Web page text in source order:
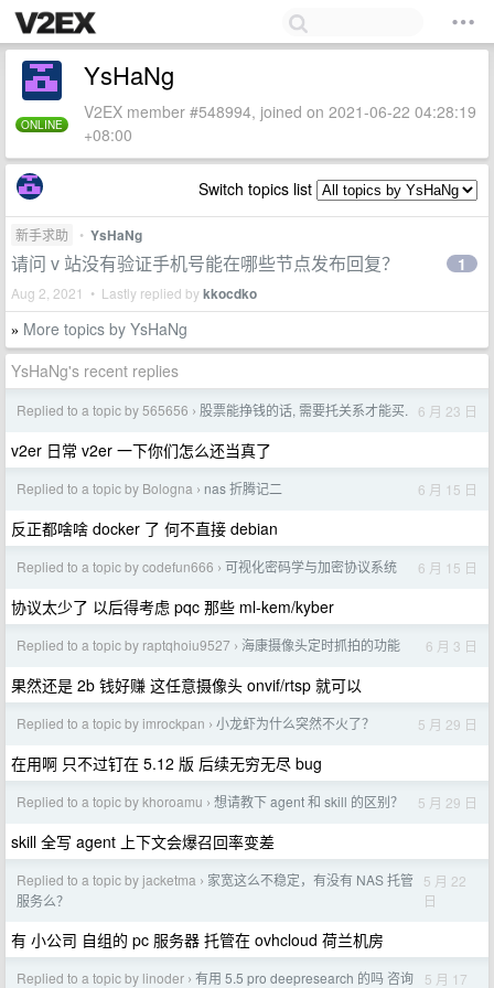
ONLINE
YsHaNg
V2EX member #548994, joined on 2021-06-22 04:28:19
+08:00
Switch topics list
新手求助 • YsHaNg
请问 v 站没有验证手机号能在哪些节点发布回复？
Aug 2, 2021 • Lastly replied bykkocdko
1
» More topics by YsHaNg
YsHaNg's recent replies
Replied to a topic by 565656 › 股票能挣钱的话, 需要托关系才能买. 6 月 23 日
v2er 日常 v2er 一下你们怎么还当真了
Replied to a topic by Bologna › nas 折腾记二 6 月 15 日
反正都啥啥 docker 了 何不直接 debian
Replied to a topic by codefun666 › 可视化密码学与加密协议系统 6 月 15 日
协议太少了 以后得考虑 pqc 那些 ml-kem/kyber
Replied to a topic by raptqhoiu9527 › 海康摄像头定时抓拍的功能 6 月 3 日
果然还是 2b 钱好赚 这任意摄像头 onvif/rtsp 就可以
Replied to a topic by imrockpan › 小龙虾为什么突然不火了？ 5 月 29 日
在用啊 只不过钉在 5.12 版 后续无穷无尽 bug
Replied to a topic by khoroamu › 想请教下 agent 和 skill 的区别？ 5 月 29 日
skill 全写 agent 上下文会爆召回率变差
Replied to a topic by jacketma › 家宽这么不稳定，有没有 NAS 托管
服务么？
5 月 22
日
有 小公司 自组的 pc 服务器 托管在 ovhcloud 荷兰机房
Replied to a topic by linoder › 有用 5.5 pro deepresearch 的吗 咨询 5 月 17